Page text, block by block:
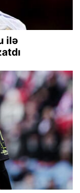
ilə